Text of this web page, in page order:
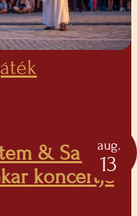
& Savaria
koncertje
aug.
13